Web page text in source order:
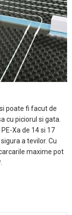
poate fi facut de
cu piciorul si gata.
Xa de 14 si 17
a tevilor. Cu
maxime pot